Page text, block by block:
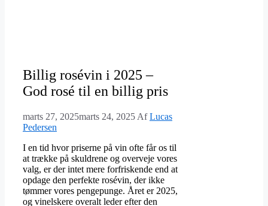
Billig rosévin i 2025 –
God rosé til en billig pris
marts 27, 2025marts 24, 2025 AfLucas
Pedersen
I en tid hvor priserne på vin ofte får os til
at trække på skuldrene og overveje vores
valg, er der intet mere forfriskende end at
opdage den perfekte rosévin, der ikke
tømmer vores pengepunge. Året er 2025,
og vinelskere overalt leder efter den